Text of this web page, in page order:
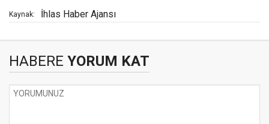
Kaynak: İhlas Haber Ajansı
HABERE YORUM KAT